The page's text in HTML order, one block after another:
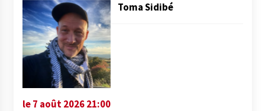
Toma Sidibé
le 7 août 2026 21:00